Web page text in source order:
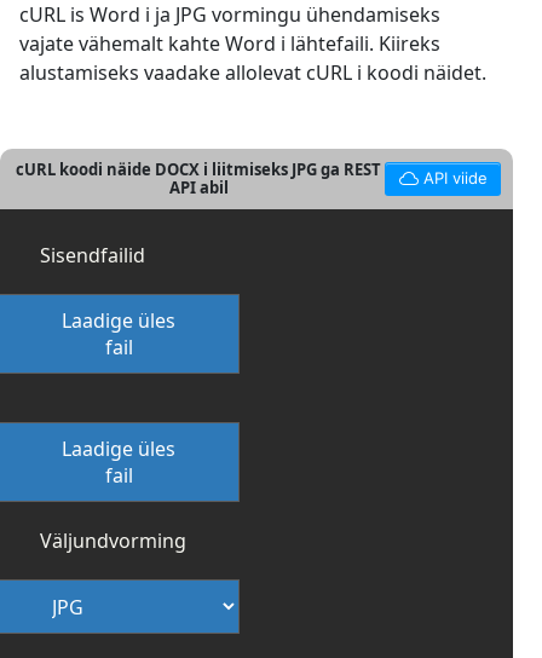
cURL is Word i ja JPG vormingu ühendamiseks
vajate vähemalt kahte Word i lähtefaili. Kiireks
alustamiseks vaadake allolevat cURL i koodi näidet.
cURL koodi näide DOCX i liitmiseks JPG ga REST
API abil
API viide
Sisendfailid
Laadige üles
fail
Laadige üles
fail
Väljundvorming